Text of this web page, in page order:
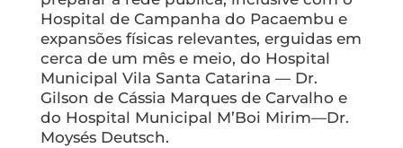
Hospital de Campanha do Pacaembu e
expansões físicas relevantes, erguidas em
cerca de um mês e meio, do Hospital
Municipal Vila Santa Catarina — Dr.
Gilson de Cássia Marques de Carvalho e
do Hospital Municipal M’Boi Mirim—Dr.
Moysés Deutsch.